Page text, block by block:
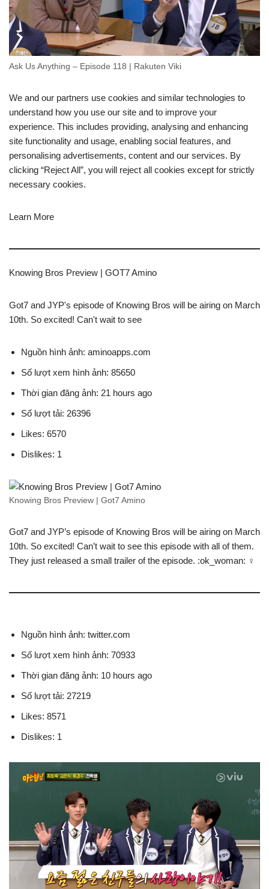
Ask Us Anything – Episode 118 | Rakuten Viki
We and our partners use cookies and similar technologies to
understand how you use our site and to improve your
experience. This includes providing, analysing and enhancing
site functionality and usage, enabling social features, and
personalising advertisements, content and our services. By
clicking “Reject All”, you will reject all cookies except for strictly
necessary cookies.
Learn More
Knowing Bros Preview | GOT7 Amino
Got7 and JYP's episode of Knowing Bros will be airing on March
10th. So excited! Can't wait to see
Nguồn hình ảnh: aminoapps.com
Số lượt xem hình ảnh: 85650
Thời gian đăng ảnh: 21 hours ago
Số lượt tải: 26396
Likes: 6570
Dislikes: 1
Knowing Bros Preview | Got7 Amino
Got7 and JYP’s episode of Knowing Bros will be airing on March
10th. So excited! Can’t wait to see this episode with all of them.
They just released a small trailer of the episode. :ok_woman: ‍♀
Nguồn hình ảnh: twitter.com
Số lượt xem hình ảnh: 70933
Thời gian đăng ảnh: 10 hours ago
Số lượt tải: 27219
Likes: 8571
Dislikes: 1